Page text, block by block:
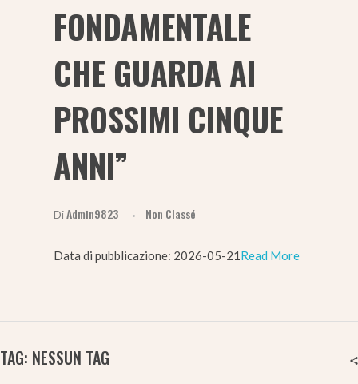
FONDAMENTALE
CHE GUARDA AI
PROSSIMI CINQUE
ANNI”
DiAdmin9823 Non Classé
Data di pubblicazione: 2026-05-21​Read More
TAG: NESSUN TAG